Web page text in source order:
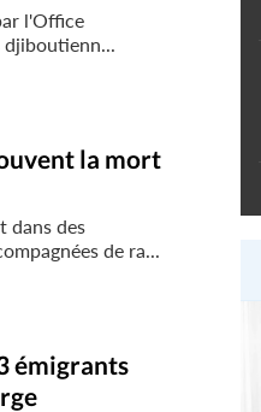
l'Office
djiboutienn...
la mort
dans des
de ra...
émigrants